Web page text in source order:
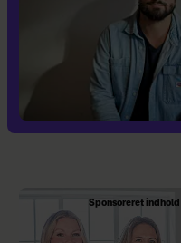
Sponsoreret indhold